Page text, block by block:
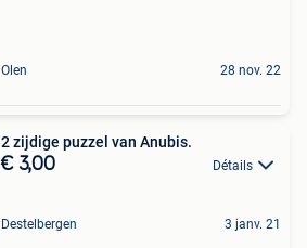
Olen 28 nov. 22
2 zijdige puzzel van Anubis.
€ 3,00 Détails
Destelbergen 3 janv. 21